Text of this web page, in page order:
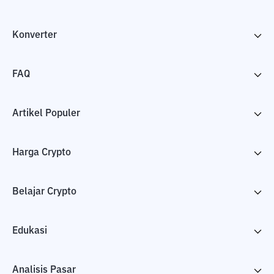
Konverter
FAQ
Artikel Populer
Harga Crypto
Belajar Crypto
Edukasi
Analisis Pasar